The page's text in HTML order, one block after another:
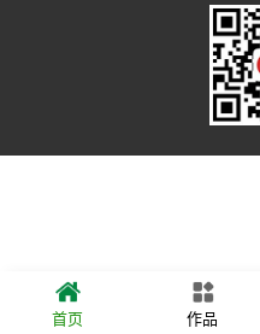
首页 作品